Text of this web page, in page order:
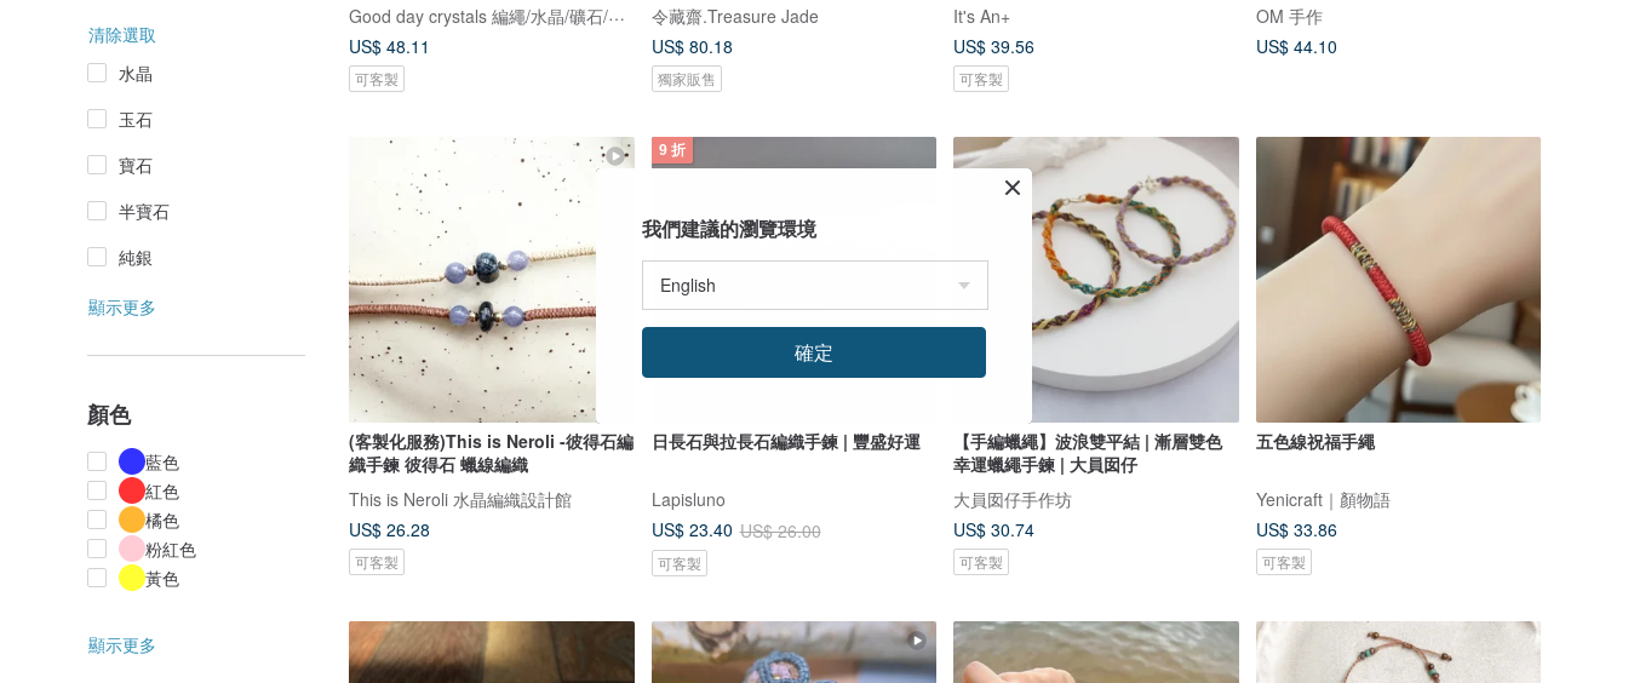
清除選取
水晶
玉石
寶石
半寶石
純銀
顯示更多
顏色
藍色
紅色
橘色
粉紅色
黃色
顯示更多
Good day crystals 編繩/水晶/礦石/客製化
US$ 48.11
可客製
令藏齋.Treasure Jade
US$ 80.18
獨家販售
It's An+
US$ 39.56
可客製
OM 手作
US$ 44.10
(客製化服務)This is Neroli -彼得石編
織手鍊 彼得石 蠟線編織
This is Neroli 水晶編織設計館
US$ 26.28
可客製
9 折
日長石與拉長石編織手鍊 | 豐盛好運
Lapisluno
US$ 23.40 US$ 26.00
可客製
【手編蠟繩】波浪雙平結 | 漸層雙色
幸運蠟繩手鍊 | 大員囡仔
大員囡仔手作坊
US$ 30.74
可客製
五色線祝福手繩
Yenicraft｜顏物語
US$ 33.86
可客製
我們建議的瀏覽環境
確定